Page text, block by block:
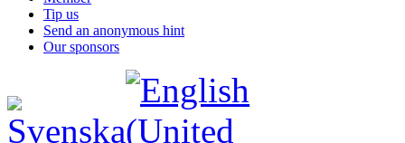
Tip us
Send an anonymous hint
Our sponsors